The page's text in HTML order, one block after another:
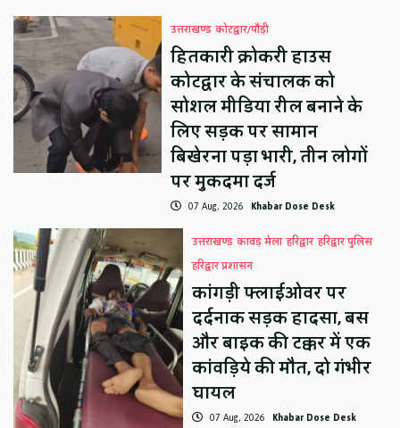
उत्तराखण्ड कोटद्वार/पौड़ी
हितकारी क्रोकरी हाउस
कोटद्वार के संचालक को
सोशल मीडिया रील बनाने के
लिए सड़क पर सामान
बिखेरना पड़ा भारी, तीन लोगों
पर मुकदमा दर्ज
07 Aug, 2026 Khabar Dose Desk
उत्तराखण्ड कावड़ मेला हरिद्वार हरिद्वार पुलिस
हरिद्वार प्रशासन
कांगड़ी फ्लाईओवर पर
दर्दनाक सड़क हादसा, बस
और बाइक की टक्कर में एक
कांवड़िये की मौत, दो गंभीर
घायल
07 Aug, 2026 Khabar Dose Desk